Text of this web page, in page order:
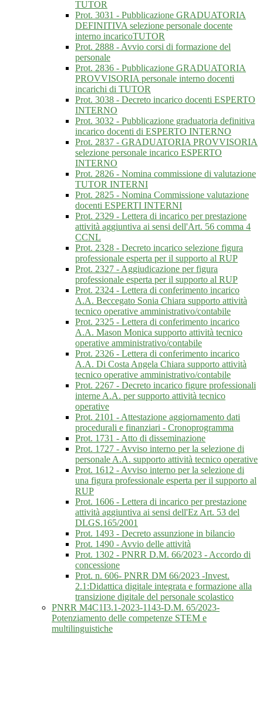
TUTOR
Prot. 3031 - Pubblicazione GRADUATORIA
DEFINITIVA selezione personale docente
interno incaricoTUTOR
Prot. 2888 - Avvio corsi di formazione del
personale
Prot. 2836 - Pubblicazione GRADUATORIA
PROVVISORIA personale interno docenti
incarichi di TUTOR
Prot. 3038 - Decreto incarico docenti ESPERTO
INTERNO
Prot. 3032 - Pubblicazione graduatoria definitiva
incarico docenti di ESPERTO INTERNO
Prot. 2837 - GRADUATORIA PROVVISORIA
selezione personale incarico ESPERTO
INTERNO
Prot. 2826 - Nomina commissione di valutazione
TUTOR INTERNI
Prot. 2825 - Nomina Commissione valutazione
docenti ESPERTI INTERNI
Prot. 2329 - Lettera di incarico per prestazione
attività aggiuntiva ai sensi dell'Art. 56 comma 4
CCNL
Prot. 2328 - Decreto incarico selezione figura
professionale esperta per il supporto al RUP
Prot. 2327 - Aggiudicazione per figura
professionale esperta per il supporto al RUP
Prot. 2324 - Lettera di conferimento incarico
A.A. Beccegato Sonia Chiara supporto attività
tecnico operative amministrativo/contabile
Prot. 2325 - Lettera di conferimento incarico
A.A. Mason Monica supporto attività tecnico
operative amministrativo/contabile
Prot. 2326 - Lettera di conferimento incarico
A.A. Di Costa Angela Chiara supporto attività
tecnico operative amministrativo/contabile
Prot. 2267 - Decreto incarico figure professionali
interne A.A. per supporto attività tecnico
operative
Prot. 2101 - Attestazione aggiornamento dati
procedurali e finanziari - Cronoprogramma
Prot. 1731 - Atto di disseminazione
Prot. 1727 - Avviso interno per la selezione di
personale A.A. supporto attività tecnico operative
Prot. 1612 - Avviso interno per la selezione di
una figura professionale esperta per il supporto al
RUP
Prot. 1606 - Lettera di incarico per prestazione
attività aggiuntiva ai sensi dell'Ez Art. 53 del
DLGS.165/2001
Prot. 1493 - Decreto assunzione in bilancio
Prot. 1490 - Avvio delle attività
Prot. 1302 - PNRR D.M. 66/2023 - Accordo di
concessione
Prot. n. 606- PNRR DM 66/2023 -Invest.
2.1:Didattica digitale integrata e formazione alla
transizione digitale del personale scolastico
PNRR M4C1I3.1-2023-1143-D.M. 65/2023-
Potenziamento delle competenze STEM e
multilinguistiche